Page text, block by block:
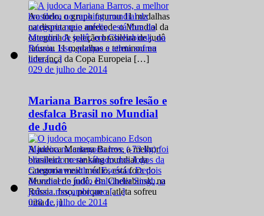
Ao todo, o grupo faturou 11 medalhas
na disputa que antecede o Mundial da
categoria A seleção brasileira de judô
faturou 11 medalhas e terminou na
liderança da Copa Europeia […]
029 de julho de 2014
Mariana Barros sofre lesão e
desfalca Brasil no Mundial
de Judô
A judoca Mariana Barros, a melhor
brasileira no ranking mundial da
categoria meio médio, está fora do
Mundial de judô, em Cheliabinsk, na
Rússia. Isso, porque a atleta sofreu
uma […]
028 de julho de 2014